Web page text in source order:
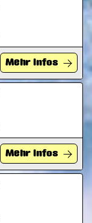
Mehr Infos
Mehr Infos